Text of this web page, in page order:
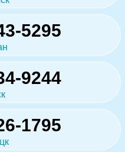
5295
9244
1795